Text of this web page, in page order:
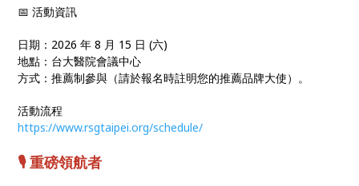
📅 活動資訊
日期：2026 年 8 月 15 日 (六)
地點：台大醫院會議中心
方式：推薦制參與（請於報名時註明您的推薦品牌大使）。
活動流程
https://www.rsgtaipei.org/schedule/
🎙️ 重磅領航者